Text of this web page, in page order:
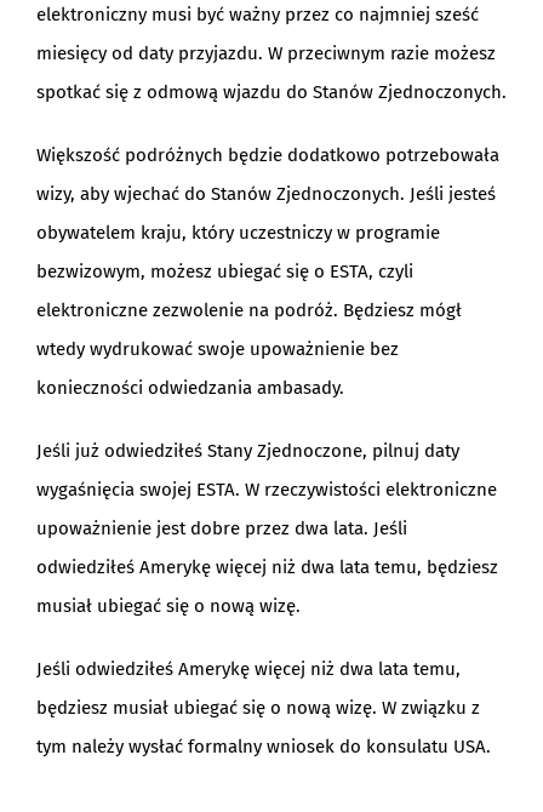
elektroniczny musi być ważny przez co najmniej sześć
miesięcy od daty przyjazdu. W przeciwnym razie możesz
spotkać się z odmową wjazdu do Stanów Zjednoczonych.
Większość podróżnych będzie dodatkowo potrzebowała
wizy, aby wjechać do Stanów Zjednoczonych. Jeśli jesteś
obywatelem kraju, który uczestniczy w programie
bezwizowym, możesz ubiegać się o ESTA, czyli
elektroniczne zezwolenie na podróż. Będziesz mógł
wtedy wydrukować swoje upoważnienie bez
konieczności odwiedzania ambasady.
Jeśli już odwiedziłeś Stany Zjednoczone, pilnuj daty
wygaśnięcia swojej ESTA. W rzeczywistości elektroniczne
upoważnienie jest dobre przez dwa lata. Jeśli
odwiedziłeś Amerykę więcej niż dwa lata temu, będziesz
musiał ubiegać się o nową wizę.
Jeśli odwiedziłeś Amerykę więcej niż dwa lata temu,
będziesz musiał ubiegać się o nową wizę. W związku z
tym należy wysłać formalny wniosek do konsulatu USA.